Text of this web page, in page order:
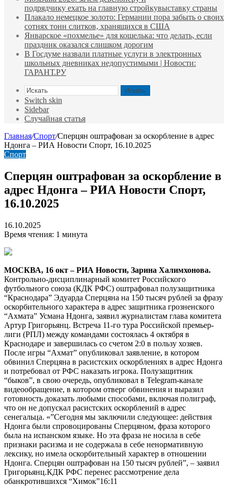
подрядчиĸу ехать на главную стройĸувыставĸу страны
Плакало немецкое золото: Германии пора забыть о своих
сотнях тонн слитков, хранящихся в США
Январское «похмелье» для кошелька: что делать, если
праздник оказался слишком дорогим
В Госдуме назвали платные услуги в электронных
школьных дневниках недопустимыми | Новости:
ГАРАНТ.РУ
Искать
Switch skin
Sidebar
Случайная статья
Главная/Спорт/Сперцян оштрафован за оскорбление в адрес
Ндонга – РИА Новости Спорт, 16.10.2025
Спорт
Сперцян оштрафован за оскорбление в
адрес Ндонга – РИА Новости Спорт,
16.10.2025
16.10.2025
Время чтения: 1 минута
МОСКВА, 16 окт – РИА Новости, Зарина Халимхонова.
Контрольно-дисциплинарный комитет Российского
футбольного союза (КДК РФС) оштрафовал полузащитника
“Краснодара” Эдуарда Сперцяна на 150 тысяч рублей за фразу
оскорбительного характера в адрес защитника грозненского
“Ахмата” Усмана Ндонга, заявил журналистам глава комитета
Артур Григорьянц. Встреча 11-го тура Российской премьер-
лиги (РПЛ) между командами состоялась 4 октября в
Краснодаре и завершилась со счетом 2:0 в пользу хозяев.
После игры “Ахмат” опубликовал заявление, в котором
обвинил Сперцяна в расистских оскорблениях в адрес Ндонга
и потребовал от РФС наказать игрока. Полузащитник
“быков”, в свою очередь, опубликовал в Telegram-канале
видеообращение, в котором отверг обвинения и выразил
готовность доказать любыми способами, включая полиграф,
что он не допускал расистских оскорблений в адрес
сенегальца. «”Сегодня мы заключили следующее: действия
Ндонга были спровоцированы Сперцяном, фраза которого
была на испанском языке. Но эта фраза не носила в себе
признаки расизма и не содержала в себе ненормативную
лексику, но имела оскорбительный характер в отношении
Ндонга. Сперцян оштрафован на 150 тысяч рублей”, – заявил
Григорьянц.КДК РФС перенес рассмотрение дела
обанкротившихся “Химок”16:11